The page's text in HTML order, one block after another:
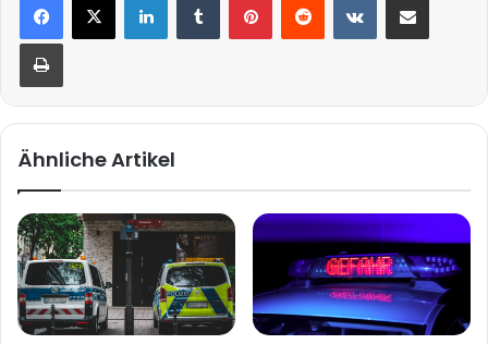
Drucken
Ähnliche Artikel